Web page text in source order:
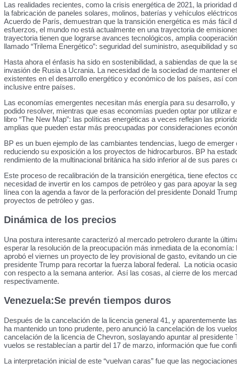
Las realidades recientes, como la crisis energética de 2021, la
la fabricación de paneles solares, molinos, baterías y vehículos
Acuerdo de París, demuestran que la transición energética es más fácil
esfuerzos, el mundo no está actualmente en una trayectoria de
trayectoria tienen que lograrse avances tecnológicos, amplia
llamado “Trilema Energético”: seguridad del suministro, asequibilidad y
Hasta ahora el énfasis ha sido en sostenibilidad, a sabiendas de que la
invasión de Rusia a Ucrania. La necesidad de la sociedad de mantener
existentes en el desarrollo energético y económico de los países, así
inclusive entre países.
Las economías emergentes necesitan más energía para su desarrollo,
podido resolver, mientras que esas economías pueden optar por
libro “The New Map”: las políticas energéticas a veces reflejan las
amplias que pueden estar más preocupadas por consideraciones
BP es un buen ejemplo de las cambiantes tendencias, luego de
reduciendo su exposición a los proyectos de hidrocarburos. BP ha
rendimiento de la multinacional británica ha sido inferior al de sus
Este proceso de recalibración de la transición energética, tiene efectos
necesidad de invertir en los campos de petróleo y gas para apoyar la
línea con la agenda a favor de la perforación del presidente Donald
proyectos de petróleo y gas.
Dinámica de los precios
Una postura interesante caracterizó al mercado petrolero durante la
esperar la resolución de la preocupación más inmediata de la
aprobó el viernes un proyecto de ley provisional de gasto, evitando un
presidente Trump para recortar la fuerza laboral federal. La noticia
con respecto a la semana anterior. Así las cosas, al cierre de los
respectivamente.
Venezuela:Se prevén tiempos duros
Después de la cancelación de la licencia general 41, y aparentemente
ha mantenido un tono prudente, pero anunció la cancelación de los
cancelación de la licencia de Chevron, soslayando apuntar al
vuelos se restablecían a partir del 17 de marzo, información que fue
La interpretación inicial de este “vuelvan caras” fue que las